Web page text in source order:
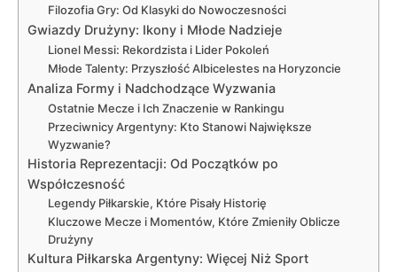
Filozofia Gry: Od Klasyki do Nowoczesności
Gwiazdy Drużyny: Ikony i Młode Nadzieje
Lionel Messi: Rekordzista i Lider Pokoleń
Młode Talenty: Przyszłość Albicelestes na Horyzoncie
Analiza Formy i Nadchodzące Wyzwania
Ostatnie Mecze i Ich Znaczenie w Rankingu
Przeciwnicy Argentyny: Kto Stanowi Największe
Wyzwanie?
Historia Reprezentacji: Od Początków po
Współczesność
Legendy Piłkarskie, Które Pisały Historię
Kluczowe Mecze i Momentów, Które Zmieniły Oblicze
Drużyny
Kultura Piłkarska Argentyny: Więcej Niż Sport